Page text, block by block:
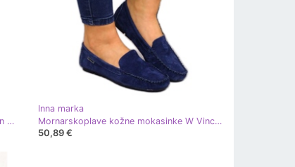
Mornarskoplave espadrile na klin Garvan bež tamnoplava
Inna marka
Mornarskoplave kožne mokasinke W Vinceza tamnoplava
50,89 €